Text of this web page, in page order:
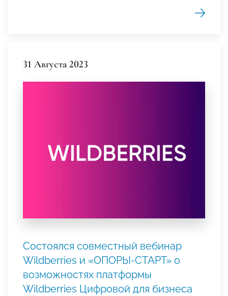
31 Августа 2023
Состоялся совместный вебинар
Wildberries и «ОПОРЫ-СТАРТ» о
возможностях платформы
Wildberries Цифровой для бизнеса